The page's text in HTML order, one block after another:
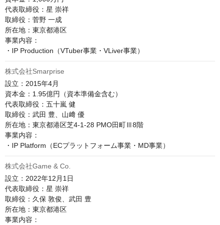
代表取締役：星 崇祥
取締役：菅野 一成
所在地：東京都港区
事業内容：
株式会社Smarprise
設立：2015年4月
資本金：1.95億円（資本準備金含む）
代表取締役：五十嵐 健
取締役：武田 豊、山﨑 優
所在地：東京都港区芝4-1-28 PMO田町Ⅲ8階
事業内容：
株式会社Game & Co.
設立：2022年12月1日
代表取締役：星 崇祥
取締役：久保 敦俊、武田 豊
所在地：東京都港区
事業内容：